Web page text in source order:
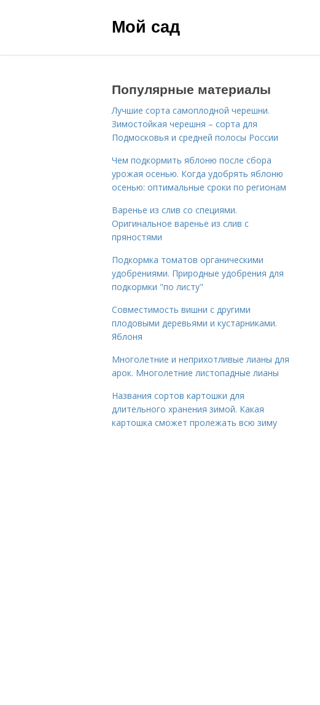
Мой сад
Популярные материалы
Лучшие сорта самоплодной черешни.
Зимостойкая черешня – сорта для
Подмосковья и средней полосы России
Чем подкормить яблоню после сбора
урожая осенью. Когда удобрять яблоню
осенью: оптимальные сроки по регионам
Варенье из слив со специями.
Оригинальное варенье из слив с
пряностями
Подкормка томатов органическими
удобрениями. Природные удобрения для
подкормки "по листу"
Совместимость вишни с другими
плодовыми деревьями и кустарниками.
Яблоня
Многолетние и неприхотливые лианы для
арок. Многолетние листопадные лианы
Названия сортов картошки для
длительного хранения зимой. Какая
картошка сможет пролежать всю зиму